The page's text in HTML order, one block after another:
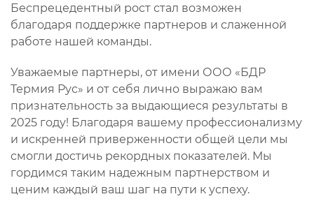
Беспрецедентный рост стал возможен
благодаря поддержке партнеров и слаженной
работе нашей команды.
Уважаемые партнеры, от имени ООО «БДР
Термия Рус» и от себя лично выражаю вам
признательность за выдающиеся результаты в
2025 году! Благодаря вашему профессионализму
и искренней приверженности общей цели мы
смогли достичь рекордных показателей. Мы
гордимся таким надежным партнерством и
ценим каждый ваш шаг на пути к успеху.